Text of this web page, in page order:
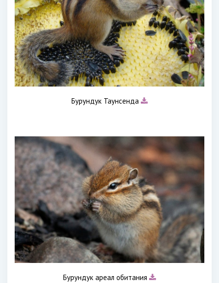
Бурундук Таунсенда
Бурундук ареал обитания